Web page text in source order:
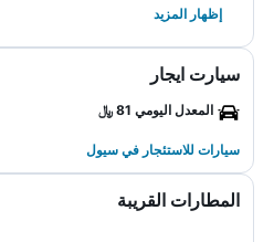
إظهار المزيد
سيارت ايجار
المعدل اليومي 81 ﷼
سيارات للاستئجار في سيول
المطارات القريبة